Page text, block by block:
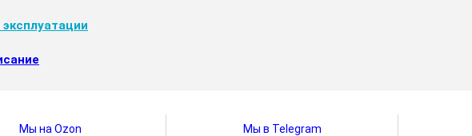
Мы на Ozon Мы в Telegram